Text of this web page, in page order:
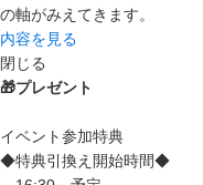
の軸がみえてきます。
内容を見る
閉じる
🎁プレゼント
イベント参加特典
◆特典引換え開始時間◆